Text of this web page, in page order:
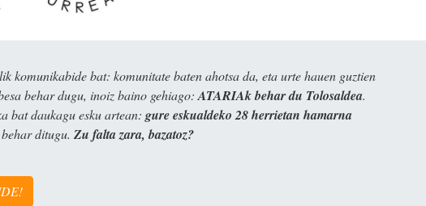
komunikabide bat: komunitate baten ahotsa da, eta urte hauen guztien
behar dugu, inoiz baino gehiago: ATARIAk behar du Tolosaldea.
bat daukagu esku artean: gure eskualdeko 28 herrietan hamarna
behar ditugu. Zu falta zara, bazatoz?